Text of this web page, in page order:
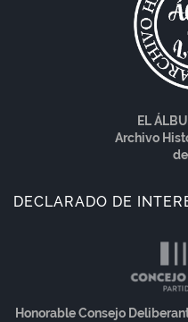
EL
Archivo
DECLARADO DE
Honorable Consejo